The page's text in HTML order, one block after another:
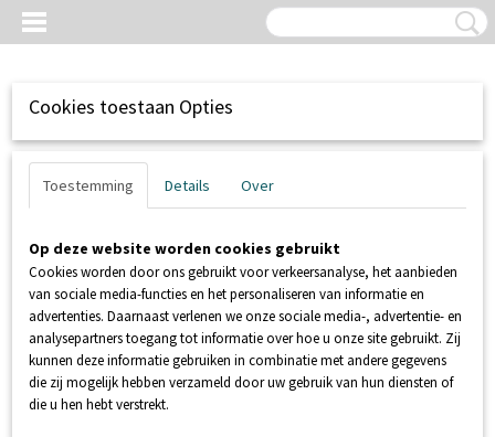
Inloggen Registreren
UW WINKELWAGEN
Cookies toestaan Opties
Toestemming Details Over
Op deze website worden cookies gebruikt
Cookies worden door ons gebruikt voor verkeersanalyse, het aanbieden
van sociale media-functies en het personaliseren van informatie en
advertenties. Daarnaast verlenen we onze sociale media-, advertentie- en
analysepartners toegang tot informatie over hoe u onze site gebruikt. Zij
kunnen deze informatie gebruiken in combinatie met andere gegevens
die zij mogelijk hebben verzameld door uw gebruik van hun diensten of
die u hen hebt verstrekt.